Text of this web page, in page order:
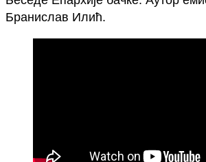
Бранислав Илић.